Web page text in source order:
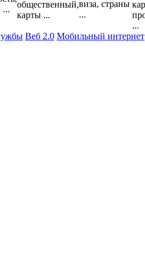
Веб 2.0 Мобильный интернет